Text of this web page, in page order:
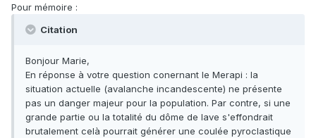
Pour mémoire :
Citation
Bonjour Marie,
En réponse à votre question conernant le Merapi : la
situation actuelle (avalanche incandescente) ne présente
pas un danger majeur pour la population. Par contre, si une
grande partie ou la totalité du dôme de lave s'effondrait
brutalement celà pourrait générer une coulée pyroclastique